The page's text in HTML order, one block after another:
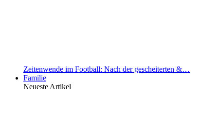
Zeitenwende im Football: Nach der gescheiterten &…
Familie
Neueste Artikel